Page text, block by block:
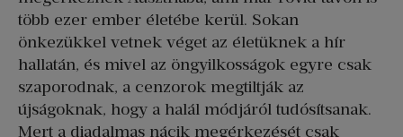
több ezer ember életébe kerül. Sokan
önkezükkel vetnek véget az életüknek a hír
hallatán, és mivel az öngyilkosságok egyre csak
szaporodnak, a cenzorok megtiltják az
újságoknak, hogy a halál módjáról tudósítsanak.
Mert a diadalmas nácik megérkezését csak